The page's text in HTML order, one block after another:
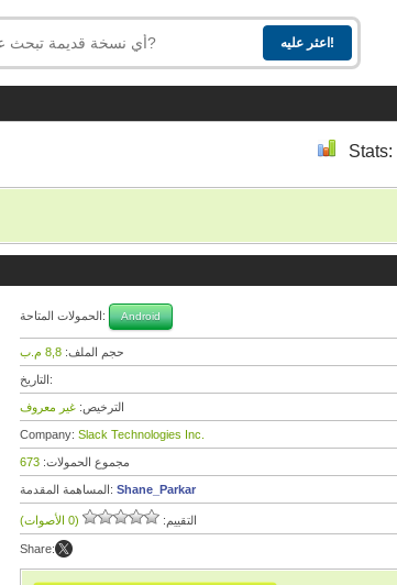
Stats:
الحمولات المتاحة: Android
حجم الملف: 8,8 م.ب
التاريخ:
الترخيص: غير معروف
Company: Slack Technologies Inc.
مجموع الحمولات: 673
المساهمة المقدمة: Shane_Parkar
التقييم: (0 الأصوات)
Share: